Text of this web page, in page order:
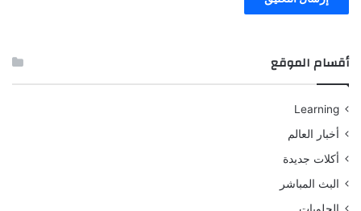
أقسام الموقع
Learning
أخبار العالم
أكلات جديدة
البث المباشر